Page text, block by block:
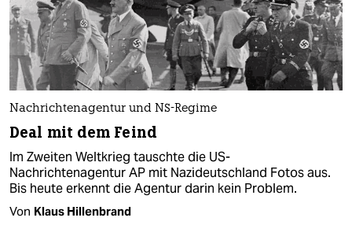
Nachrichtenagentur und NS-Regime
Deal mit dem Feind
Im Zweiten Weltkrieg tauschte die US-
Nachrichtenagentur AP mit Nazi­deutschland Fotos aus.
Bis heute erkennt die Agentur darin kein Problem.
Von Klaus Hillenbrand